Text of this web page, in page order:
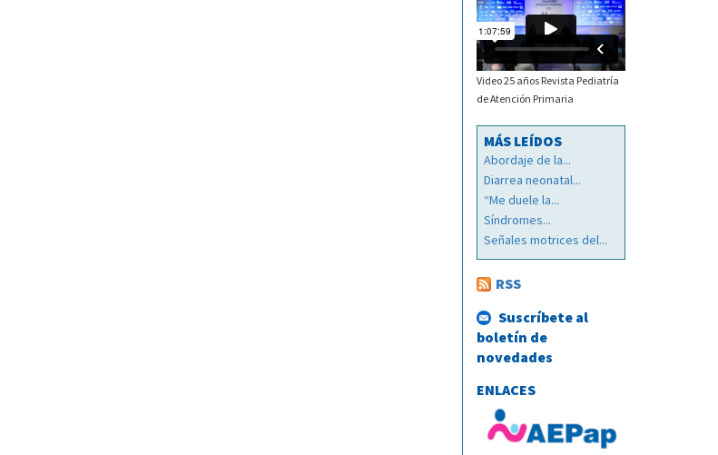
Video 25 años Revista Pediatría
de Atención Primaria
MÁS LEÍDOS
Abordaje de la...
Diarrea neonatal...
“Me duele la...
Síndromes...
Señales motrices del...
RSS
Suscríbete al
boletín de
novedades
ENLACES